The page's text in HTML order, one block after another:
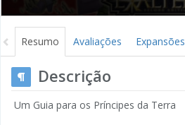
Resumo Avaliações Expansões
Descrição
Um Guia para os Príncipes da Terra